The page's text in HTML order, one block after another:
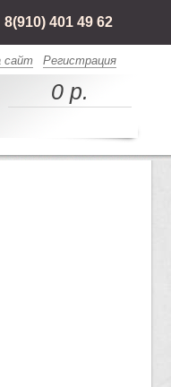
8(910) 401 49 62
сайт Регистрация
0 р.